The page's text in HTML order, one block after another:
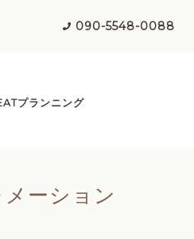
090-5548-0088
プランニング
ーション